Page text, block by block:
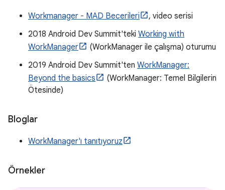
Workmanager - MAD Becerileri
, video serisi
2018 Android Dev Summit'teki Working with
WorkManager
(WorkManager ile çalışma) oturumu
2019 Android Dev Summit'ten WorkManager:
Beyond the basics
(WorkManager: Temel Bilgilerin
Ötesinde)
Bloglar
WorkManager'ı tanıtıyoruz
Örnekler